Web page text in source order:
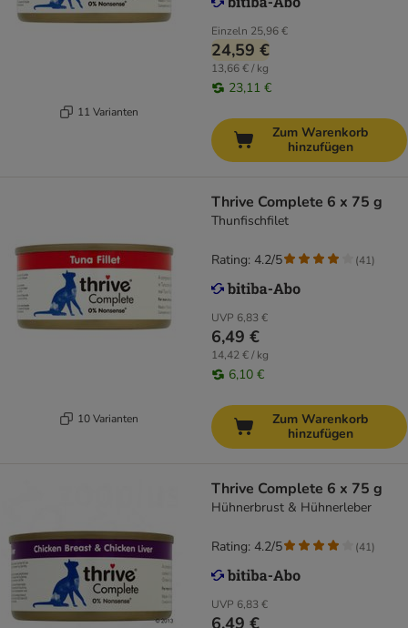
11 Varianten
Einzeln 25,96 €
24,59 €
13,66 € / kg
23,11 €
Zum Warenkorb
hinzufügen
10 Varianten
Thrive Complete 6 x 75 g
Thunfischfilet
UVP 6,83 €
6,49 €
14,42 € / kg
6,10 €
Rating: 4.2/5 (41)
Zum Warenkorb
hinzufügen
Thrive Complete 6 x 75 g
Hühnerbrust & Hühnerleber
UVP 6,83 €
6,49 €
Rating: 4.2/5 (41)